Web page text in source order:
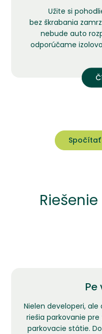
Užite si
bez škrabania
nebude auto
odporúčame
Spočítať
Nielen developeri,
riešia parkovanie
parkovacie státie.